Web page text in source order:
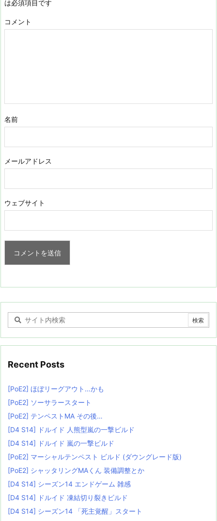
は必須項目です
コメント
名前
メールアドレス
ウェブサイト
Recent Posts
[PoE2] ほぼリーグアウト…かも
[PoE2] ソーサラースタート
[PoE2] テンペストMA その後…
[D4 S14] ドルイド 人熊型嵐の一撃ビルド
[D4 S14] ドルイド 嵐の一撃ビルド
[PoE2] マーシャルテンペスト ビルド (ダウングレード版)
[PoE2] シャッタリングMAくん 装備調整とか
[D4 S14] シーズン14 エンドゲーム 雑感
[D4 S14] ドルイド 凍結切り裂きビルド
[D4 S14] シーズン14 「死主覚醒」スタート